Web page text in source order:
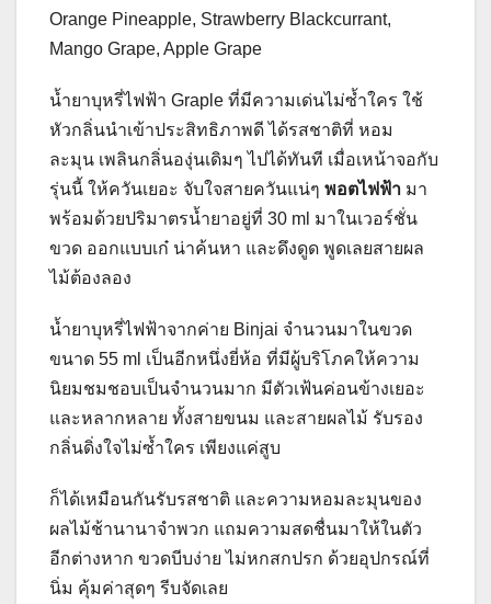
Orange Pineapple, Strawberry Blackcurrant,
Mango Grape, Apple Grape
น้ำยาบุหรี่ไฟฟ้า Graple ที่มีความเด่นไม่ซ้ำใคร ใช้
หัวกลิ่นนำเข้าประสิทธิภาพดี ได้รสชาติที่ หอม
ละมุน เพลินกลิ่นองุ่นเดิมๆ ไปได้ทันที เมื่อเหน้าจอกับ
รุ่นนี้ ให้ควันเยอะ จับใจสายควันแน่ๆ พอตไฟฟ้า มา
พร้อมด้วยปริมาตรน้ำยาอยู่ที่ 30 ml มาในเวอร์ชั่น
ขวด ออกแบบเก๋ น่าค้นหา และดึงดูด พูดเลยสายผล
ไม้ต้องลอง
น้ำยาบุหรี่ไฟฟ้าจากค่าย Binjai จำนวนมาในขวด
ขนาด 55 ml เป็นอีกหนึ่งยี่ห้อ ที่มีผู้บริโภคให้ความ
นิยมชมชอบเป็นจำนวนมาก มีตัวเฟ้นค่อนข้างเยอะ
และหลากหลาย ทั้งสายขนม และสายผลไม้ รับรอง
กลิ่นดิ่งใจไม่ซ้ำใคร เพียงแค่สูบ
ก็ได้เหมือนกันรับรสชาติ และความหอมละมุนของ
ผลไม้ช้านานาจำพวก แถมความสดชื่นมาให้ในตัว
อีกต่างหาก ขวดบีบง่าย ไม่หกสกปรก ด้วยอุปกรณ์ที่
นิ่ม คุ้มค่าสุดๆ รีบจัดเลย